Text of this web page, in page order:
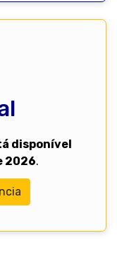
disponível
2026.